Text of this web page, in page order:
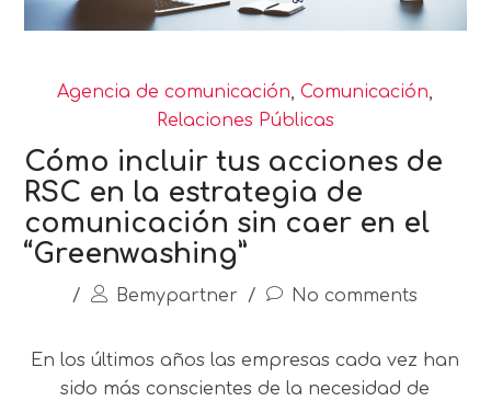
Agencia de comunicación,Comunicación,
Relaciones Públicas
Cómo incluir tus acciones de
RSC en la estrategia de
comunicación sin caer en el
“Greenwashing”
/ Bemypartner / No comments
En los últimos años las empresas cada vez han
sido más conscientes de la necesidad de